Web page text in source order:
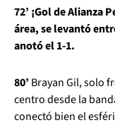
72’ ¡Gol de Alianza
área, se levantó
anotó el 1-1.
80’ Brayan Gil, solo
centro desde la
conectó bien el